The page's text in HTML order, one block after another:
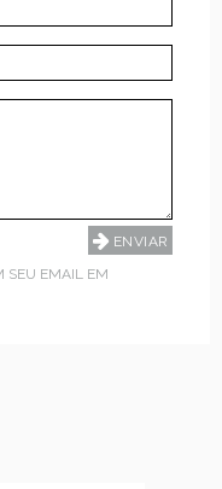
SEU EMAIL EM